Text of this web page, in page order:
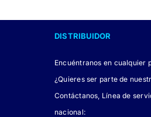
DISTRIBUIDOR
Encuéntranos en cualquier
¿Quieres ser parte de
Contáctanos, Línea de
nacional: